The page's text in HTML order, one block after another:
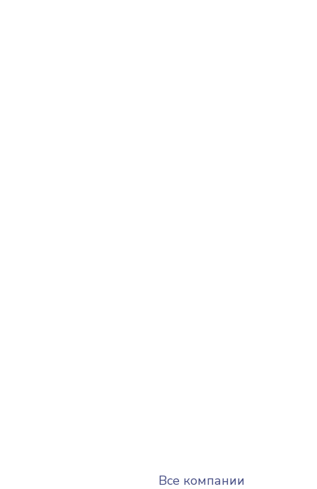
Все компании